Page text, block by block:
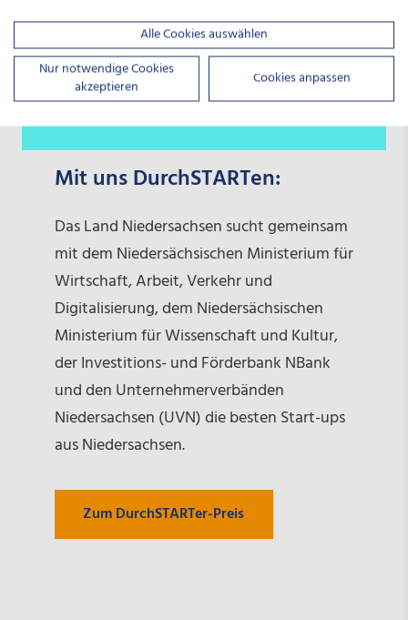
Mit uns DurchSTARTen:
Das Land Niedersachsen sucht gemeinsam
mit dem Niedersächsischen Ministerium für
Wirtschaft, Arbeit, Verkehr und
Digitalisierung, dem Niedersächsischen
Ministerium für Wissenschaft und Kultur,
der Investitions- und Förderbank NBank
und den Unternehmerverbänden
Niedersachsen (UVN) die besten Start-ups
aus Niedersachsen.
Zum DurchSTARTer-Preis
Alle Cookies auswählen
Nur notwendige Cookies
akzeptieren
Cookies anpassen